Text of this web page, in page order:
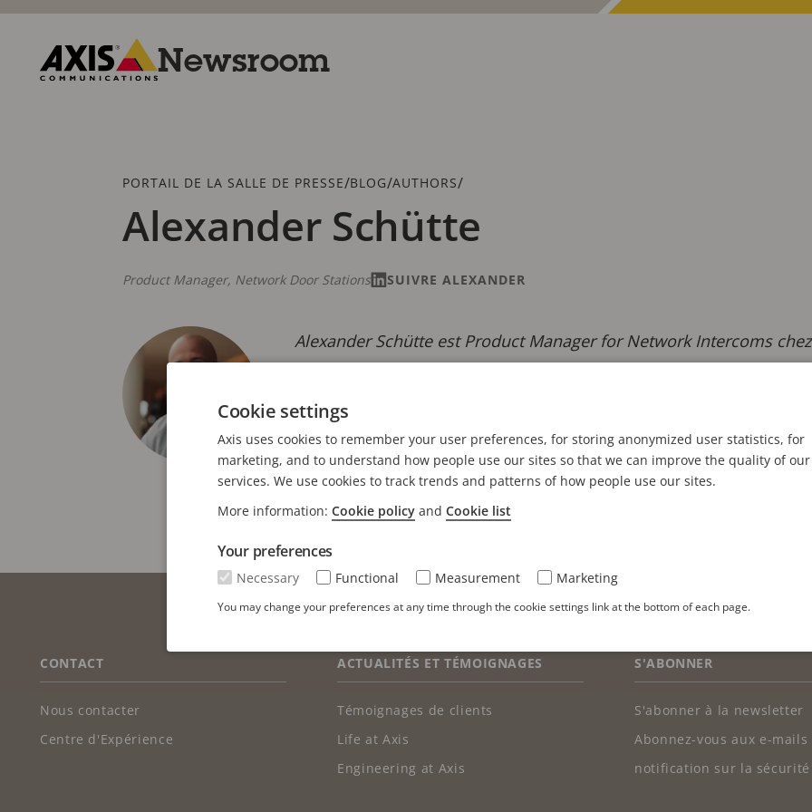
Passer
contenu
principal
Newsroom
Fil
PORTAIL DE LA SALLE DE PRESSE/BLOG/AUTHORS/
Alexander Schütte
Alexander Schütte est Product Manager for Network Intercoms
Il est responsable du développement de produits, de la
de la feuille de route de notre portefeuille d’interphones Axis.
travaillé en tant que Product Specialist and Global Sales Engineer
Originaire d’Allemagne, Alexander aime rénover sa maison dans
nature suédoise.
Product Manager, Network Door Stations SUIVRE ALEXANDER
FOOTER
CONTACT
Nous contacter
Centre d'Expérience
ACTUALITÉS ET TÉMOIGNAGES
Témoignages de clients
Life at Axis
Engineering at Axis
S'ABONNER
S'abonner à la newsletter
Abonnez-vous aux e-mails
notification sur la sécurité
Cookie settings
Axis uses cookies to remember your user preferences, for storing anonymized user statistics, for
marketing, and to understand how people use our sites so that we can improve the quality of our
services. We use cookies to track trends and patterns of how people use our sites.
More information: Cookie policy and Cookie list
Your preferences
Necessary Functional Measurement Marketing
You may change your preferences at any time through the cookie settings link at the bottom of each page.